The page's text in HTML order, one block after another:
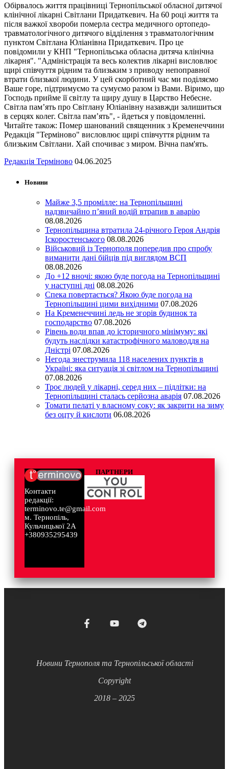
Обірвалось життя працівниці Тернопільської обласної дитячої
клінічної лікарні Світлани Придаткевич. На 60 році життя та
після важкої хвороби померла сестра медичного ортопедо-
травматологічного дитячого відділення з травматологічним
пунктом Світлана Юліанівна Придаткевич. Про це
повідомили у КНП "Тернопільська обласна дитяча клінічна
лікарня". "Адміністрація та весь колектив лікарні висловлює
щирі співчуття рідним та близьким з приводу непоправної
втрати близької людини. У цей скорботний час ми поділяємо
Ваше горе, підтримуємо та сумуємо разом із Вами. Віримо, що
Господь прийме її світлу та щиру душу в Царство Небесне.
Світла пам’ять про Світлану Юліанівну назавжди залишиться
в серцях колег. Світла пам’ять", - йдеться у повідомленні.
Читайте також: Помер шанований священник з Кременеччини
Редакція "Терміново" висловлює щирі співчуття рідним та
близьким Світлани. Хай спочиває з миром. Вічна пам'ять.
Редакція Терміново 04.06.2025
Новини
Майже 3,5 промілле: на Тернопільщині
надзвичайно п’яний водій втрапив в аварію
08.08.2026
Тернопільщина втратила 24-річного Героя Андрія
Іскоростенського 08.08.2026
Військовий із Тернополя попередив про спробу
виманити дані бійців під виглядом ВСП
08.08.2026
До +12 вночі: якою буде погода на Тернопільщині
у наступні дні 08.08.2026
Спека повертається? Якою буде погода на
Тернопільщині цими вихідними 07.08.2026
На Кременеччині ледь не згорів будинок та
господарство 07.08.2026
Рівень води впав до історичного мінімуму: які
будуть наслідки катастрофічного маловоддя на
Дністрі 07.08.2026
Негода знеструмила 118 населених пунктів в
Україні: яка ситуація зі світлом на Тернопільщині
07.08.2026
Троє людей у лікарні, серед них – підлітки: на
Тернопільщині сталась серйозна аварія 07.08.2026
Томати пелаті у власному соку: як закрити на зиму
без оцту й кислоти 06.08.2026
Контакти
редакції:
terminovo.te@gmail.com
м. Тернопіль,
Кульчицької 2А
+380935295439
ПАРТНЕРИ
Новини Тернополя та Тернопільської області
Copyright
2018 – 2025